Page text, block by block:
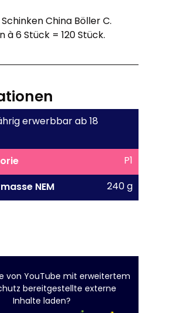
China Böller C.
à 6 Stück = 120 Stück.
erwerbbar ab 18
P1
NEM
240 g
vonYouTube mit erweitertem
bereitgestellte externe
Inhalte laden?